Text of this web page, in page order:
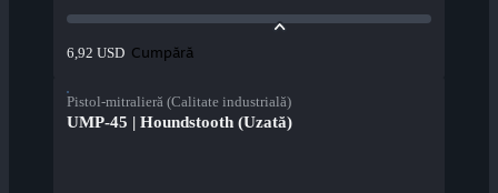
6,92 USD Cumpără
Pistol-mitralieră (Calitate industrială)
UMP-45 | Houndstooth (Uzată)